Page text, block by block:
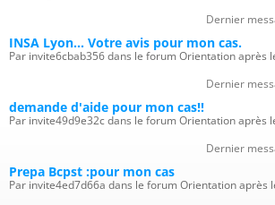
Dernier
INSA Lyon... Votre avis pour mon cas.
Par invite6cbab356 dans le forum Orientation après
Dernier
demande d'aide pour mon cas!!
Par invite49d9e32c dans le forum Orientation après
Dernier
Prepa Bcpst :pour mon cas
Par invite4ed7d66a dans le forum Orientation après